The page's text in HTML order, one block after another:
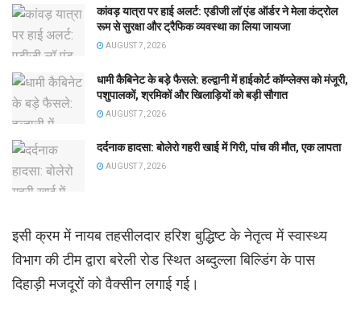
कांवड़ यात्रा पर हाई अलर्ट: एडीजी लॉ एंड ऑर्डर ने मेला कंट्रोल
रूम से सुरक्षा और ट्रैफिक व्यवस्था का लिया जायजा
AUGUST 7, 2026
धामी कैबिनेट के बड़े फैसले: हल्द्वानी में हाईकोर्ट कॉम्प्लेक्स को मंजूरी,
पशुपालकों, श्रमिकों और खिलाड़ियों को बड़ी सौगात
AUGUST 7, 2026
दर्दनाक हादसा: बोलेरो गहरी खाई में गिरी, पांच की मौत, एक लापता
AUGUST 7, 2026
इसी क्रम में नायब तहसीलदार हरिश बुद्धिष्ट के नेतृत्व में स्वास्थ्य
विभाग की टीम द्वारा बरेली रोड स्थित अब्दुल्ला बिल्डिंग के पास
दिहाड़ी मजदूरों को वैक्सीन लगाई गई।